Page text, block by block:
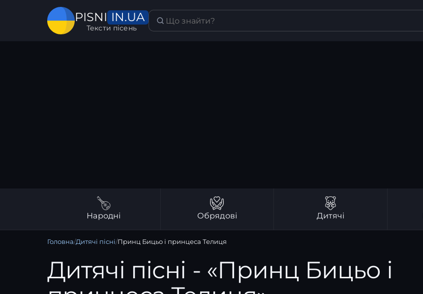
PISNI IN.UA
Тексти пісень
Народні Обрядові Дитячі
Головна/Дитячі пісні/Принц Бицьо і принцеса Телиця
Дитячі пісні - «Принц Бицьо і